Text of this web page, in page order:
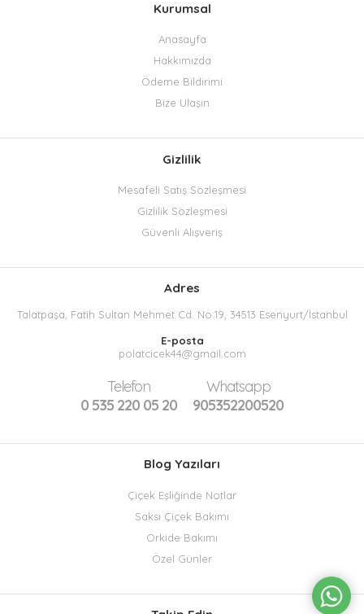
Kurumsal
Anasayfa
Hakkımızda
Ödeme Bildirimi
Bize Ulaşın
Gizlilik
Mesafeli Satış Sözleşmesi
Gizlilik Sözleşmesi
Güvenli Alışveriş
Adres
Talatpaşa, Fatih Sultan Mehmet Cd. No:19, 34513 Esenyurt/İstanbul
E-posta
polatcicek44@gmail.com
Telefon
0 535 220 05 20
Whatsapp
905352200520
Blog Yazıları
Çiçek Eşliğinde Notlar
Saksı Çiçek Bakımı
Orkide Bakımı
Özel Günler